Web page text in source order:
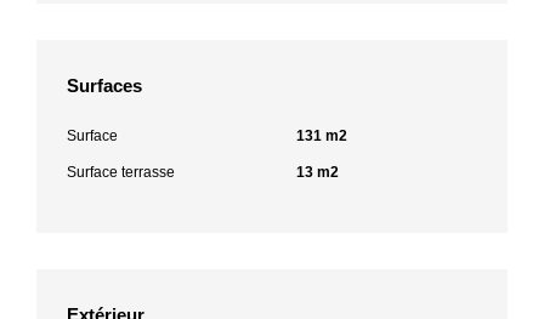
Surfaces
Surface 131 m2
Surface terrasse 13 m2
Extérieur